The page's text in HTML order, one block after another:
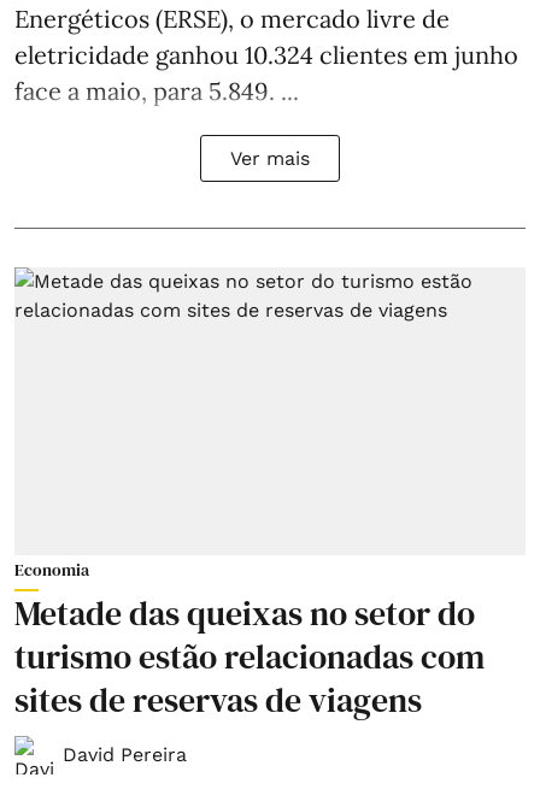
Energéticos (ERSE), o mercado livre de
eletricidade ganhou 10.324 clientes em junho
face a maio, para 5.849. ...
Ver mais
Economia
Metade das queixas no setor do
turismo estão relacionadas com
sites de reservas de viagens
David Pereira